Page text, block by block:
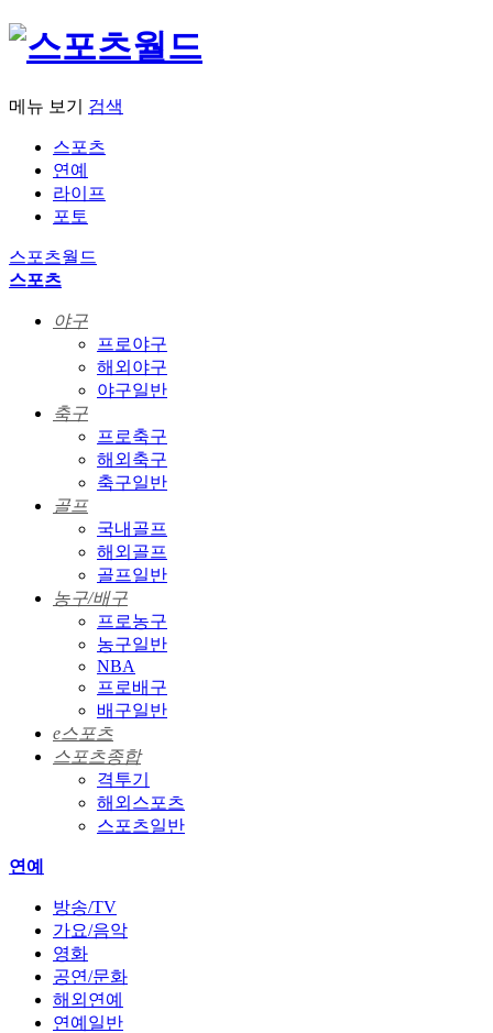
메뉴 보기 검색
스포츠
연예
라이프
포토
스포츠월드
스포츠
야구
프로야구
해외야구
야구일반
축구
프로축구
해외축구
축구일반
골프
국내골프
해외골프
골프일반
농구/배구
프로농구
농구일반
NBA
프로배구
배구일반
e스포츠
스포츠종합
격투기
해외스포츠
스포츠일반
연예
방송/TV
가요/음악
영화
공연/문화
해외연예
연예일반